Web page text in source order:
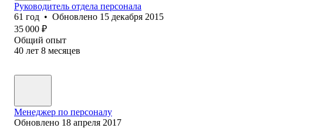
Руководитель отдела персонала
61 год • Обновлено 15 декабря 2015
35 000 ₽
Общий опыт
40 лет 8 месяцев
Менеджер по персоналу
Обновлено 18 апреля 2017